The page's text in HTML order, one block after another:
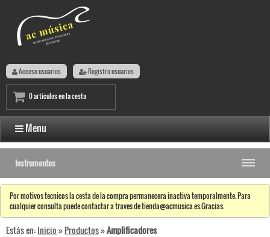
Acceso usuarios Registro usuarios
0 artículos en la cesta
Menu
Instrumentos
Por motivos tecnicos la cesta de la compra permanecera inactiva temporalmente. Para
cualquier consulta puede contactar a traves de tienda@acmusica.es.Gracias.
Estás en:Inicio»Productos»Amplificadores